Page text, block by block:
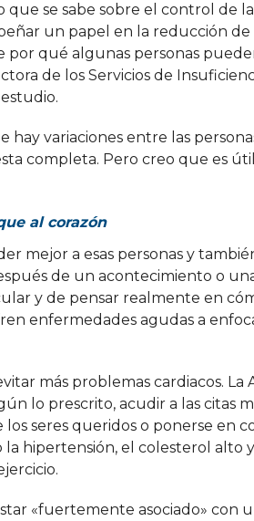
que se sabe sobre el control de
un papel en la reducción de
por qué algunas personas
de los Servicios de
hay variaciones entre las
completa. Pero creo que es
al corazón
mejor a esas personas y
de un acontecimiento o
y de pensar realmente en
enfermedades agudas a
más problemas cardiacos. La
lo prescrito, acudir a las citas
seres queridos o ponerse en
hipertensión, el colesterol alto
«fuertemente asociado» con